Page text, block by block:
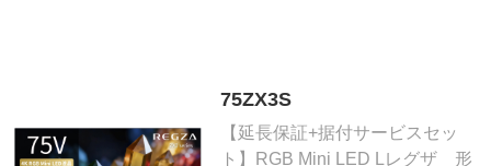
75ZX3S
【延長保証+据付サービスセッ
ト】RGB Mini LED Lレグザ 形